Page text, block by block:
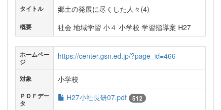
タイトル 郷土の発展に尽くした人々(4)
概要 社会 地域学習 小４ 小学校 学習指導案 H27
ホームペー
ジ
https://center.gsn.ed.jp/?page_id=466
対象 小学校
ＰＤＦデー
タ
H27小社長研07.pdf 512